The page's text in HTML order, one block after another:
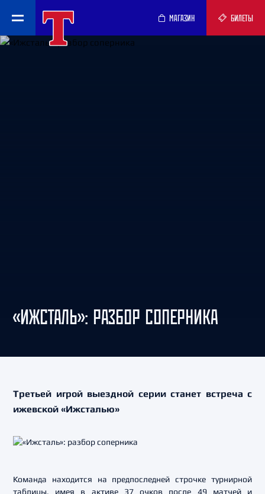
МАГАЗИН БИЛЕТЫ
«ИЖСТАЛЬ»: РАЗБОР СОПЕРНИКА
Третьей игрой выездной серии станет встреча с
ижевской «Ижсталью»
Команда находится на предпоследней строчке турнирной
таблицы, имея в активе 37 очков после 49 матчей и